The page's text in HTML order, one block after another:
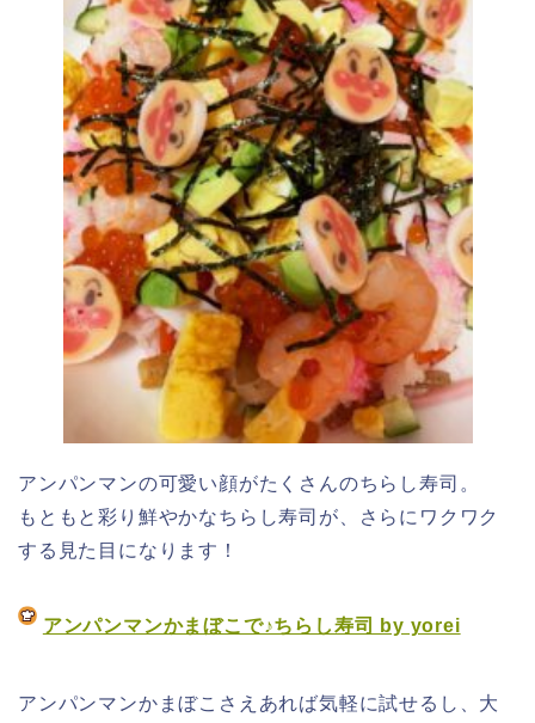
アンパンマンの可愛い顔がたくさんのちらし寿司。
もともと彩り鮮やかなちらし寿司が、さらにワクワク
する見た目になります！
アンパンマンかまぼこで♪ちらし寿司 by yorei
アンパンマンかまぼこさえあれば気軽に試せるし、大